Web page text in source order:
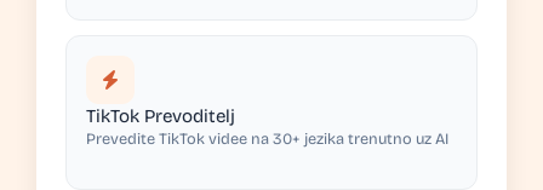
TikTok Prevoditelj
Prevedite TikTok videe na 30+ jezika trenutno uz AI